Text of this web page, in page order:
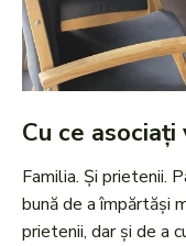
Cu ce asociați
Familia. Și prietenii.
bună de a împărtăși
prietenii, dar și de a